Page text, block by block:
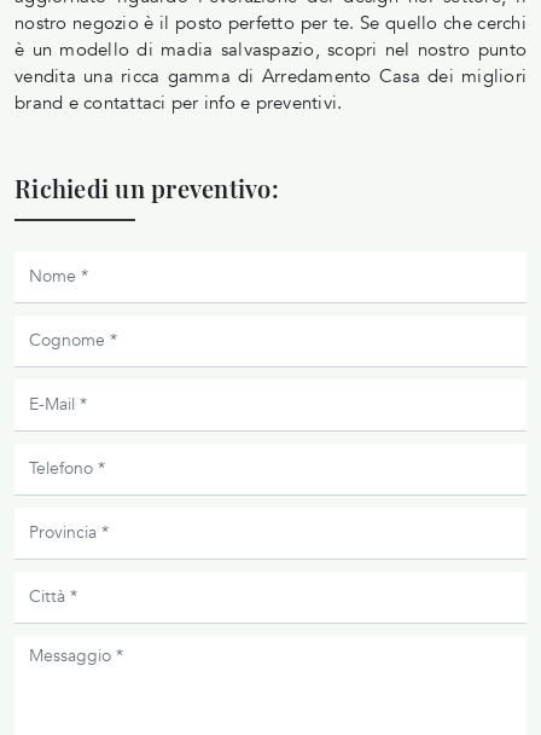
nostro negozio è il posto perfetto per te. Se quello che cerchi
è un modello di madia salvaspazio, scopri nel nostro punto
vendita una ricca gamma di Arredamento Casa dei migliori
brand e contattaci per info e preventivi.
Richiedi un preventivo: